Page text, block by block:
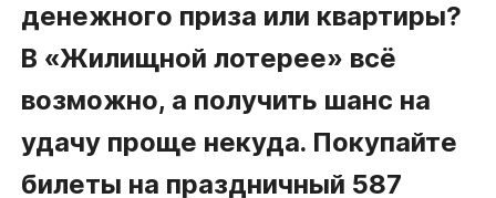
денежного приза или квартиры?
В «Жилищной лотерее» всё
возможно, а получить шанс на
удачу проще некуда. Покупайте
билеты на праздничный 587